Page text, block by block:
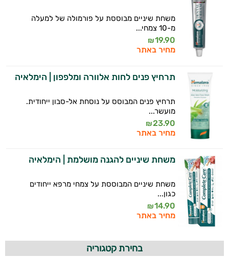
משחת שיניים מבוססת על פורמולה של למעלה
מ-10 צמחי...
19.90
₪
מחיר באתר
תרחיץ פנים לחות אלוורה ומלפפון | הימלאיה
תרחיץ פנים המבוסס על נוסחת אל-סבון ייחודית.
מועשר...
23.90
₪
מחיר באתר
משחת שיניים להגנה מושלמת | הימלאיה
משחת שיניים המבוססת על צמחי מרפא ייחודים
כגון...
14.90
₪
מחיר באתר
בחירת קטגוריה